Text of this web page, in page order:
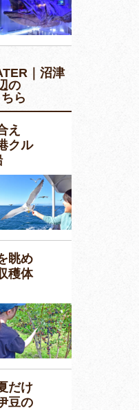
｜沼津
の
ら
え
クル
眺め
穫体
だけ
豆の